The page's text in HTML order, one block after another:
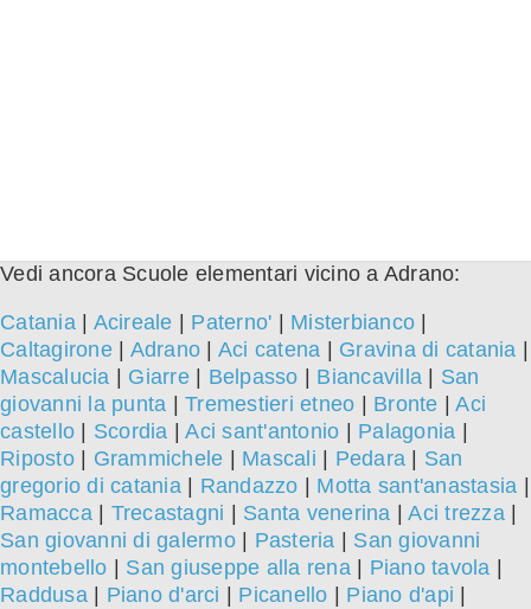
Vedi ancora Scuole elementari vicino a Adrano:
Catania| Acireale Paterno' Misterbianco
Caltagirone| Adrano Aci catena Gravina di catania
Mascalucia
Giarre| Belpasso Biancavilla
San
giovanni la punta
Tremestieri etneo Bronte |Aci
castello
Scordia |Aci sant'antonio Palagonia
Riposto| Grammichele Mascali Pedara
San
gregorio di catania| Randazzo Motta sant'anastasia
Ramacca| Trecastagni Santa venerina |Aci trezza|
San giovanni di galermo| Pasteria
San giovanni
montebello
San giuseppe alla rena| Piano tavola
Raddusa| Piano d'arci Picanello Piano d'api